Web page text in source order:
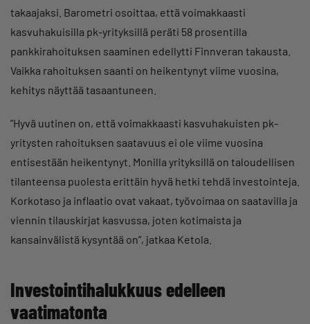
takaajaksi. Barometri osoittaa, että voimakkaasti
kasvuhakuisilla pk-yrityksillä peräti 58 prosentilla
pankkirahoituksen saaminen edellytti Finnveran takausta.
Vaikka rahoituksen saanti on heikentynyt viime vuosina,
kehitys näyttää tasaantuneen.
”Hyvä uutinen on, että voimakkaasti kasvuhakuisten pk-
yritysten rahoituksen saatavuus ei ole viime vuosina
entisestään heikentynyt. Monilla yrityksillä on taloudellisen
tilanteensa puolesta erittäin hyvä hetki tehdä investointeja.
Korkotaso ja inflaatio ovat vakaat, työvoimaa on saatavilla ja
viennin tilauskirjat kasvussa, joten kotimaista ja
kansainvälistä kysyntää on”, jatkaa Ketola.
Investointihalukkuus edelleen
vaatimatonta